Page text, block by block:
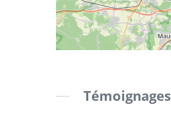
Témoignages